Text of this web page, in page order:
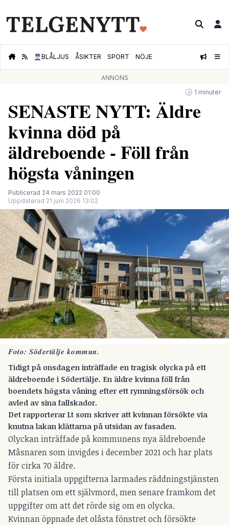
👮🏻‍♂️BLÅLJUS ÅSIKTER SPORT NÖJE
ANNONS
🕝 1 minuter
SENASTE NYTT: Äldre
kvinna död på
äldreboende - Föll från
högsta våningen
Publicerad 24 mars 2022 01:00
Uppdaterad 21 juni 2026 13:02
Foto: Södertälje kommun.
Tidigt på onsdagen inträffade en tragisk olycka på ett
äldreboende i Södertälje. En äldre kvinna föll från
boendets högsta våning efter ett rymningsförsök och
avled av sina fallskador.
Det rapporterar Lt som skriver att kvinnan försökte via
knutna lakan klättarna på utsidan av fasaden.
Olyckan inträffade på kommunens nya äldreboende
Måsnaren som invigdes i december 2021 och har plats
för cirka 70 äldre.
Första initiala uppgifterna larmades räddningstjänsten
till platsen om ett självmord, men senare framkom det
uppgifter om att det rörde sig om en olycka.
Kvinnan öppnade det olåsta fönstret och försökte